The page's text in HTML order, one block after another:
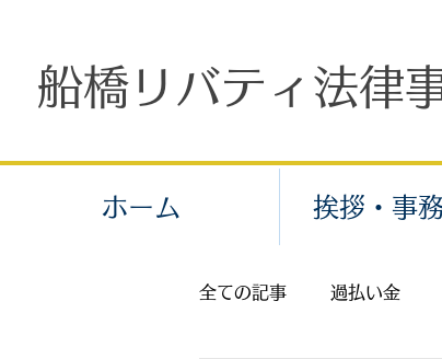
船橋リバティ法律
ホーム 挨拶・事
全ての記事 過払い金